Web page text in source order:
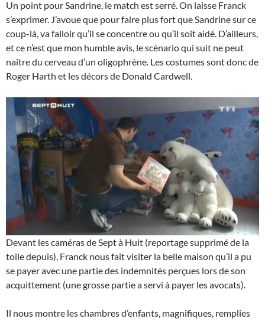
Un point pour Sandrine, le match est serré. On laisse Franck
s’exprimer. J’avoue que pour faire plus fort que Sandrine sur ce
coup-là, va falloir qu’il se concentre ou qu’il soit aidé. D’ailleurs,
et ce n’est que mon humble avis, le scénario qui suit ne peut
naître du cerveau d’un oligophrène. Les costumes sont donc de
Roger Harth et les décors de Donald Cardwell.
Devant les caméras de Sept à Huit (reportage supprimé de la
toile depuis), Franck nous fait visiter la belle maison qu’il a pu
se payer avec une partie des indemnités perçues lors de son
acquittement (une grosse partie a servi à payer les avocats).
Il nous montre les chambres d’enfants, magnifiques, remplies